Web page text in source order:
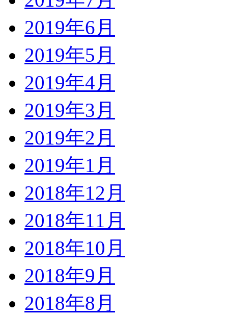
2019年6月
2019年5月
2019年4月
2019年3月
2019年2月
2019年1月
2018年12月
2018年11月
2018年10月
2018年9月
2018年8月